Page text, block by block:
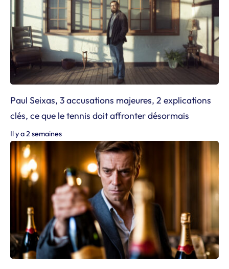
Paul Seixas, 3 accusations majeures, 2 explications
clés, ce que le tennis doit affronter désormais
Il y a 2 semaines